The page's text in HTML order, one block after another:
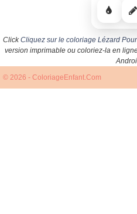
ClickCliquez sur le coloriage Lézard
version imprimable ou coloriez-la en
© 2026 - ColoriageEnfant.Com